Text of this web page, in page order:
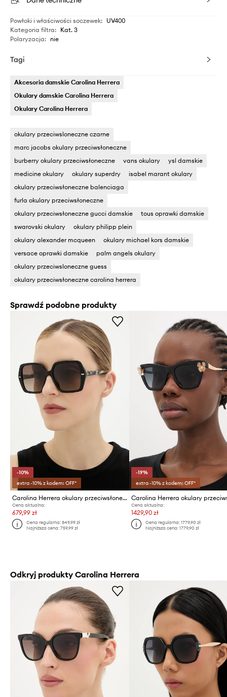
Powłoki i właściwości soczewek: UV400
Kategoria filtra: Kat. 3
Polaryzacja: nie
Tagi
Akcesoria damskie Carolina Herrera
Okulary damskie Carolina Herrera
Okulary Carolina Herrera
okulary przeciwsloneczne czarne
marc jacobs okulary przeciwsłoneczne
burberry okulary przeciwsłoneczne
vans okulary
ysl damskie
medicine okulary
okulary superdry
isabel marant okulary
okulary przeciwsłoneczne balenciaga
furla okulary przeciwsłoneczne
okulary przeciwsłoneczne gucci damskie
tous oprawki damskie
swarovski okulary
okulary philipp plein
okulary alexander mcqueen
okulary michael kors damskie
versace oprawki damskie
palm angels okulary
okulary przeciwsloneczne guess
okulary przeciwsłoneczne carolina herrera
Sprawdź podobne produkty
-10%
extra -10% z kodem: OFF*
Carolina Herrera okulary przeciwsłoneczne
Cena aktualna:
679,99 zł
Cena regularna:849,99 zł
Najniższa cena:759,99 zł
-19%
extra -10% z kodem: OFF*
Cena aktualna:
1429,90 zł
Cena regularna: 1779,90 zł
Najniższa cena: 1779,90 zł
Odkryj produkty Carolina Herrera